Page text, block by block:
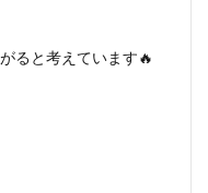
ると考えています🔥